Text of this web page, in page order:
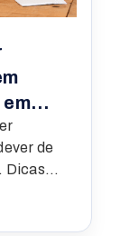
de
Dicas